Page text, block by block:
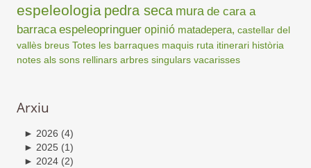
espeleologia pedra seca mura de cara a
barraca espeleopringuer opinió matadepera,castellar del
vallès breus Totes les barraques maquis ruta itinerari història
notes als sons rellinars arbres singulars vacarisses
Arxiu
► 2026 (4)
► 2025 (1)
► 2024 (2)